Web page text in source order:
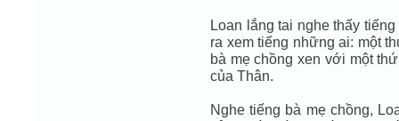
Loan lắng tai nghe thấy
ra xem tiếng những ai: một
bà mẹ chồng xen với một
của Thân.
Nghe tiếng bà mẹ chồng,